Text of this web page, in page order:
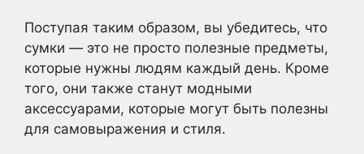
Поступая таким образом, вы убедитесь, что
сумки — это не просто полезные предметы,
которые нужны людям каждый день. Кроме
того, они также станут модными
аксессуарами, которые могут быть полезны
для самовыражения и стиля.